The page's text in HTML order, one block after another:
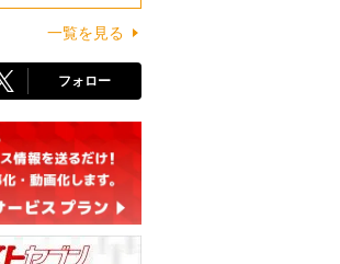
一覧を見る
フォロー